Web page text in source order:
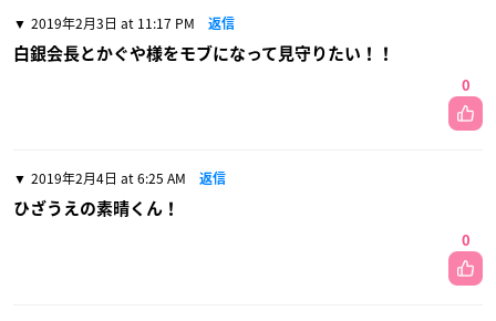
2019年2月3日 at 11:17 PM 返信
白銀会長とかぐや様をモブになって見守りたい！！
0
2019年2月4日 at 6:25 AM 返信
ひざうえの素晴くん！
0